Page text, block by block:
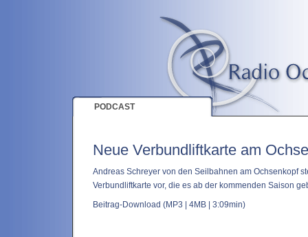
PODCAST
Neue Verbundliftkarte am
Andreas Schreyer von den Seilbahnen am Ochsenkopf
Verbundliftkarte vor, die es ab der kommenden Saison
Beitrag-Download (MP3 | 4MB | 3:09min)